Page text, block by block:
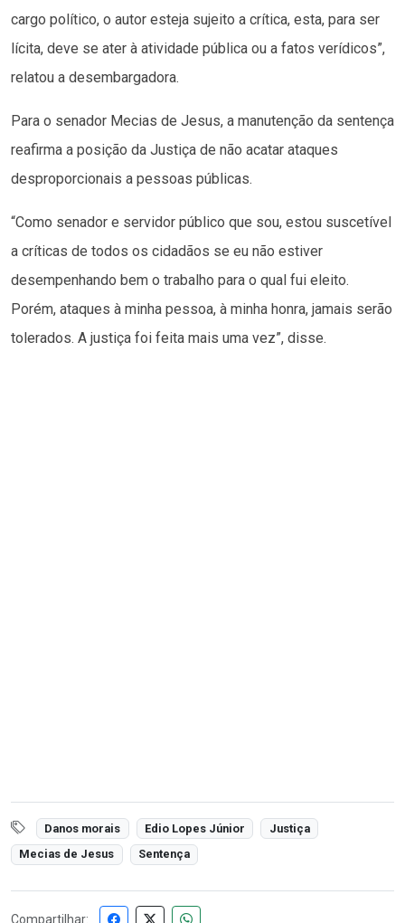
cargo político, o autor esteja sujeito a crítica, esta, para ser
lícita, deve se ater à atividade pública ou a fatos verídicos”,
relatou a desembargadora.
Para o senador Mecias de Jesus, a manutenção da sentença
reafirma a posição da Justiça de não acatar ataques
desproporcionais a pessoas públicas.
“Como senador e servidor público que sou, estou suscetível
a críticas de todos os cidadãos se eu não estiver
desempenhando bem o trabalho para o qual fui eleito.
Porém, ataques à minha pessoa, à minha honra, jamais serão
tolerados. A justiça foi feita mais uma vez”, disse.
Danos morais Edio Lopes Júnior
Justiça
Mecias de Jesus
Sentença
Compartilhar: